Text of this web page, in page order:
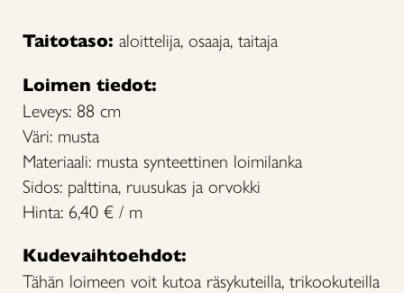
Taitotaso: aloittelija, osaaja, taitaja
Loimen tiedot:
Leveys: 88 cm
Väri: musta
Materiaali: musta synteettinen loimilanka
Sidos: palttina, ruusukas ja orvokki
Hinta: 6,40 € / m
Kudevaihtoehdot:
Tähän loimeen voit kutoa räsykuteilla, trikookuteilla